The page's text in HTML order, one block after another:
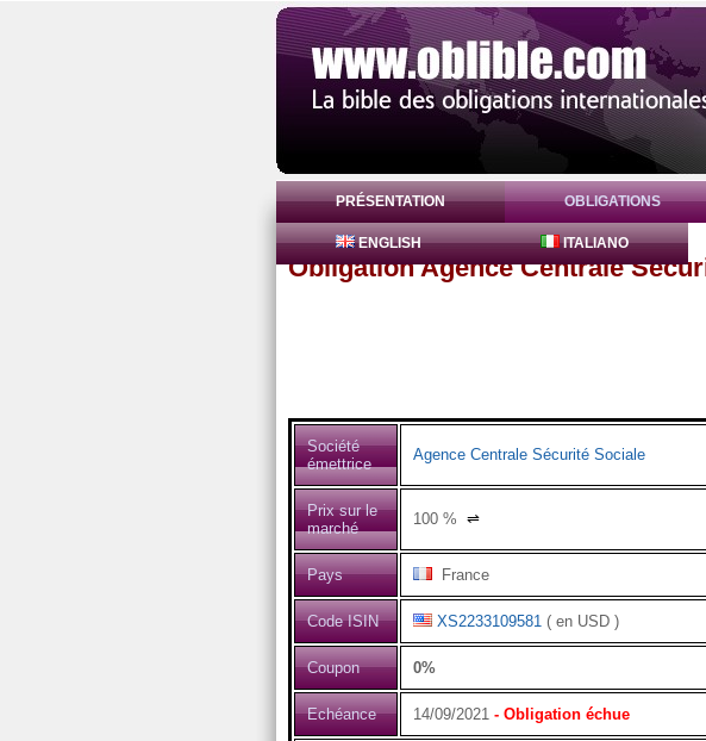
PRÉSENTATION OBLIGATIONS
ENGLISH ITALIANO
Obligation Agence Centrale
Société
émettrice
Agence Centrale Sécurité Sociale
Prix sur le
marché
100% ⇌
Pays France
Code ISIN XS2233109581( en USD )
Coupon 0%
Echéance 14/09/2021- Obligation échue